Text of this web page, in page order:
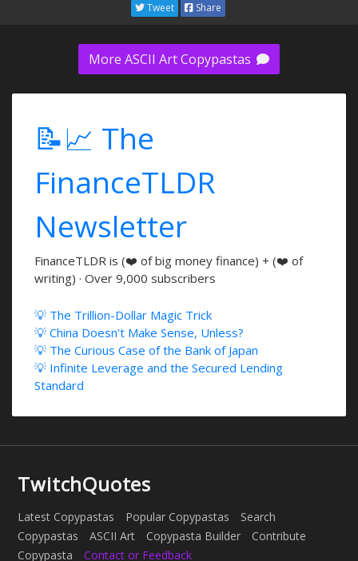
Tweet Share
More ASCII Art Copypastas
📝📈 The
FinanceTLDR
Newsletter
FinanceTLDR is (❤️ of big money finance) + (❤️ of
writing) · Over 9,000 subscribers
💡 The Trillion-Dollar Magic Trick
💡 China Doesn't Make Sense, Unless?
💡 The Curious Case of the Bank of Japan
💡 Infinite Leverage and the Secured Lending
Standard
TwitchQuotes
Latest Copypastas Popular Copypastas
Search
Copypastas
ASCII Art Copypasta Builder
Contribute
Copypasta
Contact or Feedback